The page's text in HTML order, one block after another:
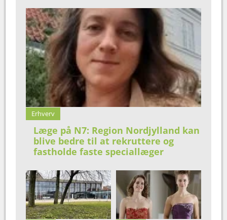
Erhverv
Læge på N7: Region Nordjylland kan
blive bedre til at rekruttere og
fastholde faste speciallæger